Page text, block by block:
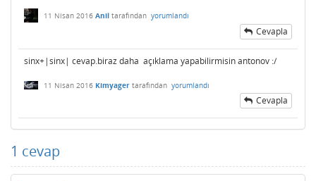
11 Nisan 2016 Anil tarafından yorumlandı
Cevapla
sinx+|sinx| cevap.biraz daha açıklama yapabilirmisin antonov :/
11 Nisan 2016 Kimyager tarafından yorumlandı
Cevapla
1 cevap